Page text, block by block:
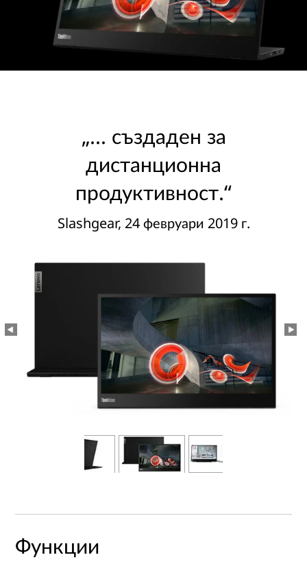
„... създаден за
дистанционна
продуктивност.“
Slashgear, 24 февруари 2019 г.
Функции